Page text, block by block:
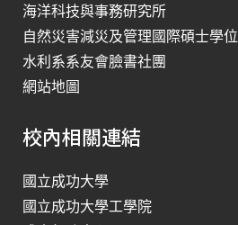
海洋科技與事務研究所
自然災害減災及管理國際碩士學
水利系系友會臉書社團
網站地圖
校內相關連結
國立成功大學
國立成功大學工學院